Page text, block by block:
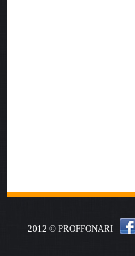
2012 © PROFFONARI